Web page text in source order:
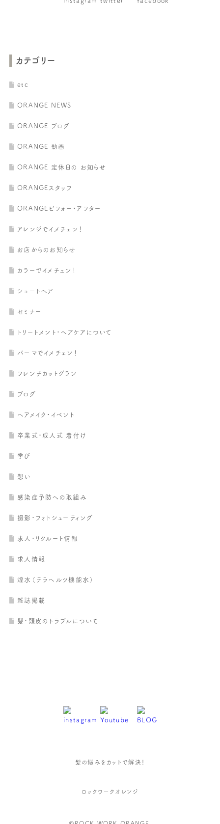
カテゴリー
etc
ORANGE NEWS
ORANGE ブログ
ORANGE 動画
ORANGE 定休日の お知らせ
ORANGEスタッフ
ORANGEビフォー・アフター
アレンジでイメチェン！
お店からのお知らせ
カラーでイメチェン！
ショートヘア
セミナー
トリートメント・ヘアケアについて
パーマでイメチェン！
フレンチカットグラン
ブログ
ヘアメイク・イベント
卒業式・成人式 着付け
学び
想い
感染症予防への取組み
撮影・フォトシューティング
求人・リクルート情報
求人情報
煌水（テラヘルツ機能水）
雑誌掲載
髪・頭皮のトラブルについて
髪の悩みをカットで解決！
ロックワークオレンジ